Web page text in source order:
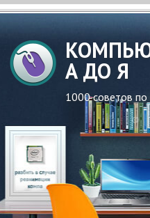
А ДО Я
1000 советов